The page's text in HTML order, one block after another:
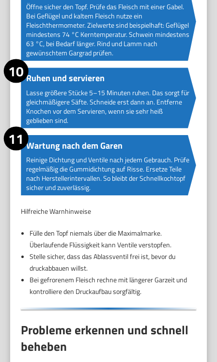
Öffne sicher den Topf. Prüfe das Fleisch mit einer Gabel.
Bei Geflügel und kaltem Fleisch nutze ein
Fleischthermometer. Zielwerte sind beispielhaft: Geflügel
mindestens 74 °C Kerntemperatur. Schwein mindestens
63 °C, bei Bedarf länger. Rind und Lamm nach
gewünschtem Gargrad prüfen.
Ruhen und servieren
Lasse größere Stücke 5–15 Minuten ruhen. Das sorgt für
gleichmäßigere Säfte. Schneide erst dann an. Entferne
Knochen vor dem Servieren, wenn sie sehr heiß
geblieben sind.
Wartung nach dem Garen
Reinige Dichtung und Ventile nach jedem Gebrauch. Prüfe
regelmäßig die Gummidichtung auf Risse. Ersetze Teile
nach Herstellerintervallen. So bleibt der Schnellkochtopf
sicher und zuverlässig.
Hilfreiche Warnhinweise
Fülle den Topf niemals über die Maximalmarke.
Überlaufende Flüssigkeit kann Ventile verstopfen.
Stelle sicher, dass das Ablassventil frei ist, bevor du
druckabbauen willst.
Bei gefrorenem Fleisch rechne mit längerer Garzeit und
kontrolliere den Druckaufbau sorgfältig.
Probleme erkennen und schnell
beheben